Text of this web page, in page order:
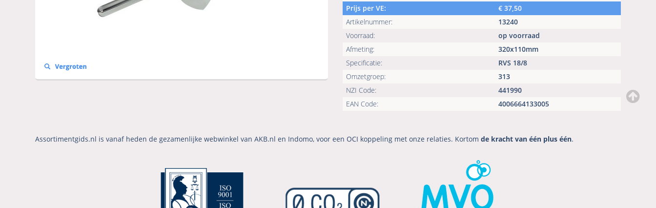
Prijs per VE:
€ 37,50
Artikelnummer:
13240
Voorraad:
op voorraad
Afmeting:
320x110mm
Specificatie:
RVS 18/8
Omzetgroep:
313
NZI Code:
441990
EAN Code:
4006664133005
Assortimentgids.nl is vanaf heden de gezamenlijke webwinkel van AKB.nl en Indomo, voor een OCI koppeling met onze relaties. Kortom de kracht van één plus één.